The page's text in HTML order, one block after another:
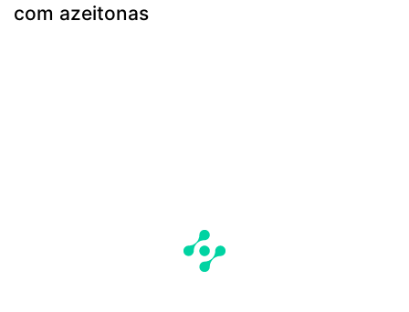
com azeitonas